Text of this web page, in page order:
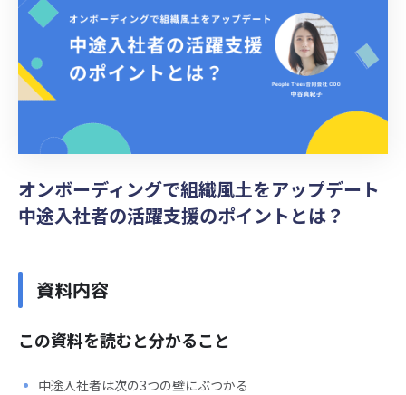
オンボーディングで組織風土をアップデート
中途入社者の活躍支援のポイントとは？
資料内容
この資料を読むと分かること
中途入社者は次の3つの壁にぶつかる